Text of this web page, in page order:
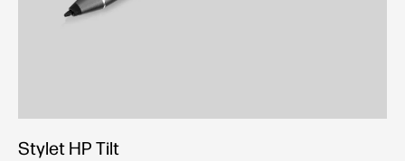
Stylet HP Tilt